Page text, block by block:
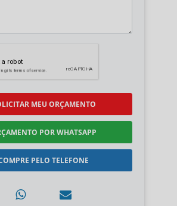
MEU ORÇAMENTO
POR WHATSAPP
PELO TELEFONE